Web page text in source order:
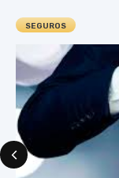
SEGUROS